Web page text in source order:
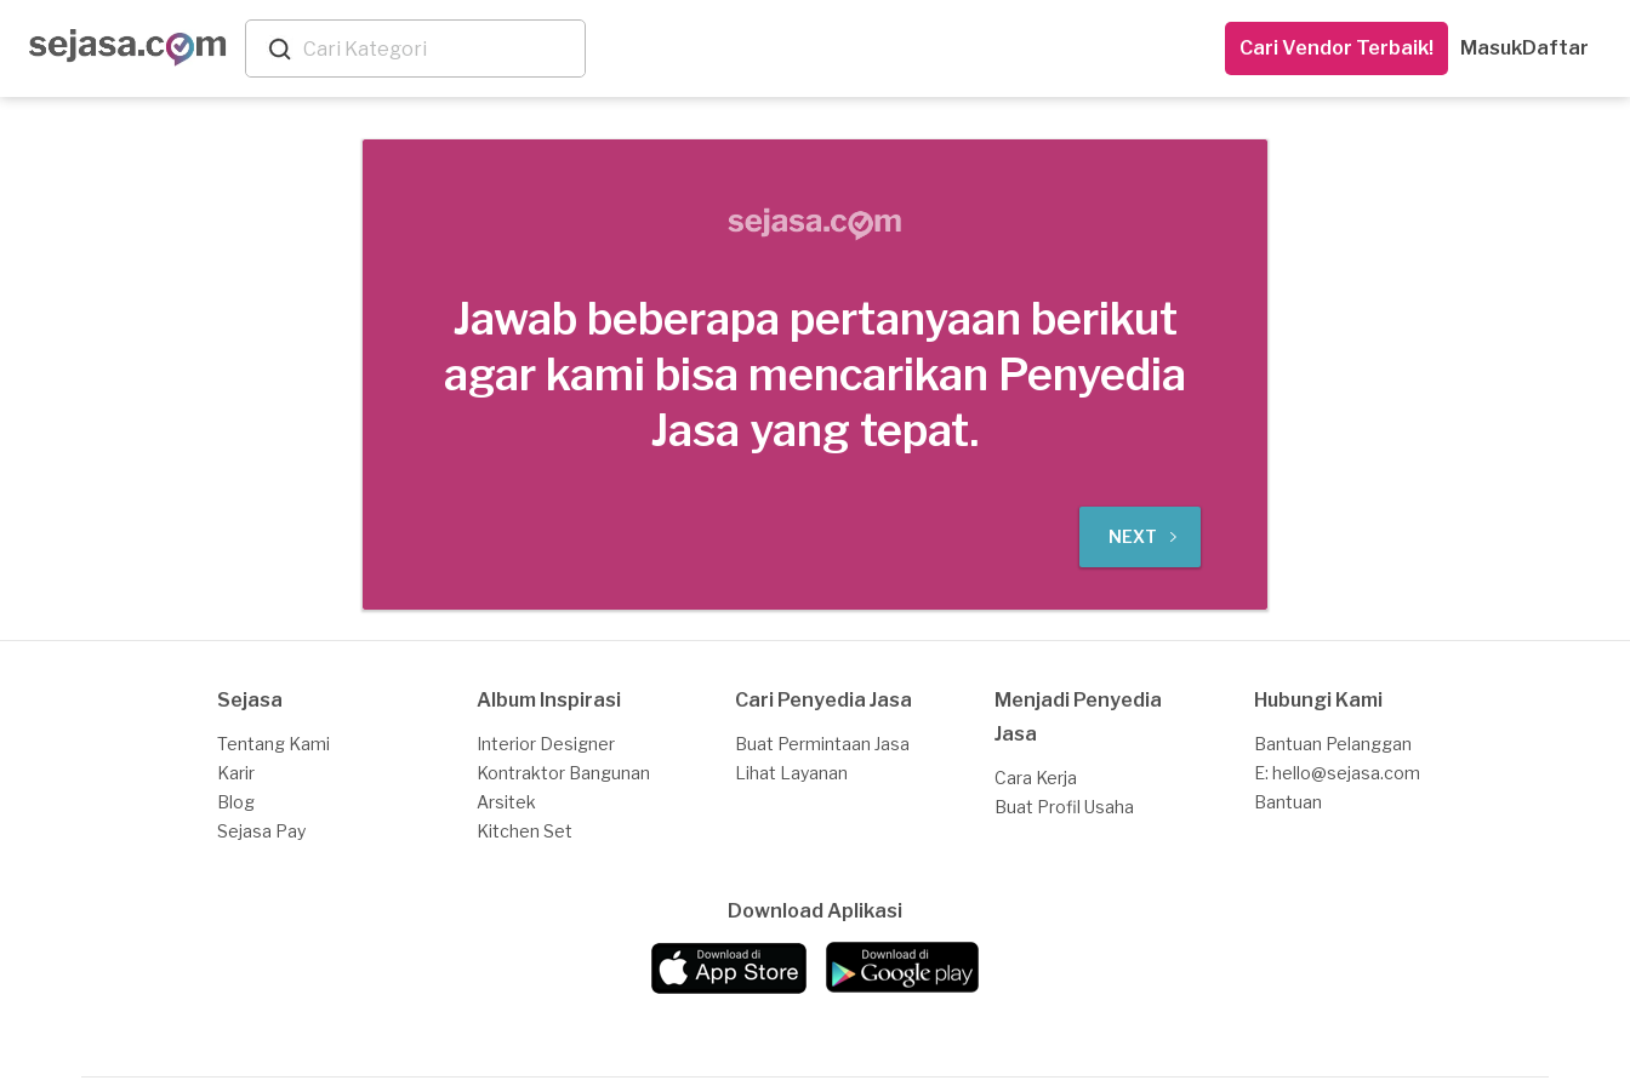
Cari Vendor Terbaik! MasukDaftar
Jawab beberapa pertanyaan berikut
agar kami bisa mencarikan Penyedia
Jasa yang tepat.
NEXT
Sejasa
Tentang Kami
Karir
Blog
Sejasa Pay
Album Inspirasi
Interior Designer
Kontraktor Bangunan
Arsitek
Kitchen Set
Cari Penyedia Jasa
Buat Permintaan Jasa
Lihat Layanan
Menjadi Penyedia
Jasa
Cara Kerja
Buat Profil Usaha
Hubungi Kami
Bantuan Pelanggan
E: hello@sejasa.com
Bantuan
Download Aplikasi